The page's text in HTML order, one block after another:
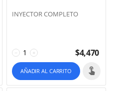
INYECTOR COMPLETO
+
− $4,470
AÑADIR AL CARRITO